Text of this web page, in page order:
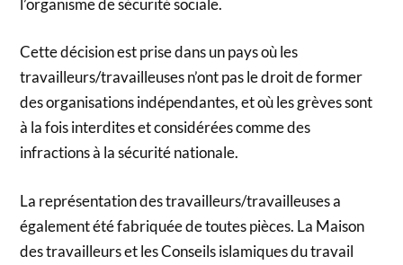
l’organisme de sécurité sociale.
Cette décision est prise dans un pays où les
travailleurs/travailleuses n’ont pas le droit de former
des organisations indépendantes, et où les grèves sont
à la fois interdites et considérées comme des
infractions à la sécurité nationale.
La représentation des travailleurs/travailleuses a
également été fabriquée de toutes pièces. La Maison
des travailleurs et les Conseils islamiques du travail